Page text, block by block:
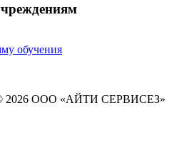
обучения
2026 ООО «АЙТИ СЕРВИСЕЗ»